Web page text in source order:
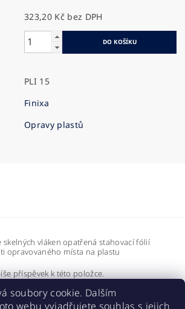
323,20 Kč bez DPH
PLI 15
Finixa
Opravy plastů
skelných vláken opatřená stahovací fólií
opravovaného místa na plastu
příspěvek k této položce.
soubory cookie. Dalším
webu vyjadřujete souhlas s jejich